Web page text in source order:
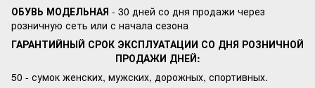
ОБУВЬ МОДЕЛЬНАЯ - 30 дней со дня продажи через
розничную сеть или с начала сезона
ГАРАНТИЙНЫЙ СРОК ЭКСПЛУАТАЦИИ СО ДНЯ РОЗНИЧНОЙ
ПРОДАЖИ ДНЕЙ:
50 - сумок женских, мужских, дорожных, спортивных.